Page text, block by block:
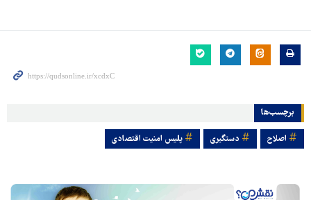
برچسب‌ها
اصلاح دستگیری پلیس امنیت اقتصادی